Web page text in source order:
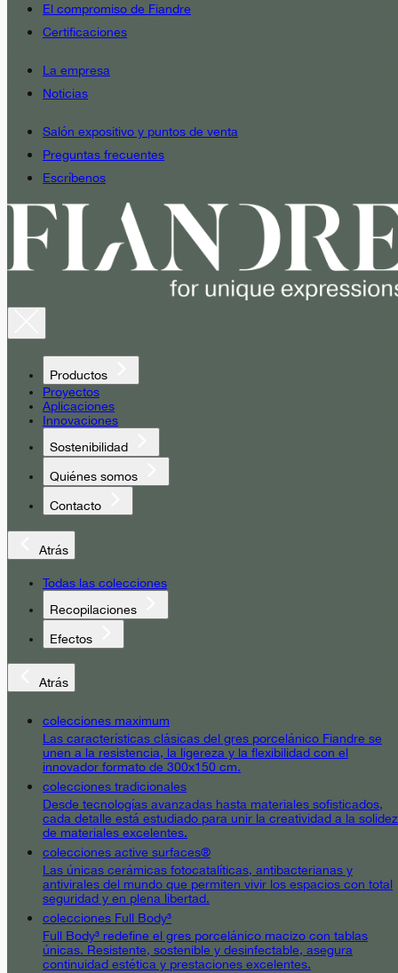
El compromiso de Fiandre
Certificaciones
La empresa
Noticias
Salón expositivo y puntos de venta
Preguntas frecuentes
Escríbenos
Productos
Proyectos
Aplicaciones
Innovaciones
Sostenibilidad
Quiénes somos
Contacto
Atrás
Todas las colecciones
Recopilaciones
Efectos
Atrás
colecciones maximum
Las características clásicas del gres porcelánico Fiandre se
unen a la resistencia, la ligereza y la flexibilidad con el
innovador formato de 300x150 cm.
colecciones tradicionales
Desde tecnologías avanzadas hasta materiales sofisticados,
cada detalle está estudiado para unir la creatividad a la solidez
de materiales excelentes.
colecciones active surfaces®
Las únicas cerámicas fotocatalíticas, antibacterianas y
antivirales del mundo que permiten vivir los espacios con total
seguridad y en plena libertad.
colecciones Full Body³
Full Body³ redefine el gres porcelánico macizo con tablas
únicas. Resistente, sostenible y desinfectable, asegura
continuidad estética y prestaciones excelentes.